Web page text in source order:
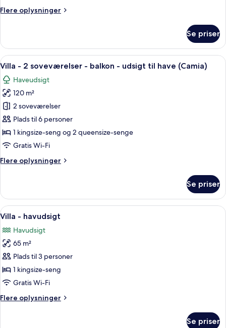
Flere oplysninger
Flere
værelse
havudsigt
Se priser
Indlæs
alle
billeder
af
Villa
-
2
soveværelser
balkon
til
have
(Camia)
Et resort med flere villaer, hver med
13
Villa - 2 soveværelser - balkon - udsigt til have (Camia)
Haveudsigt
120 m²
2 soveværelser
Plads til 6 personer
1 kingsize-seng og 2 queensize-senge
Gratis Wi-Fi
Flere oplysninger
Flere
-
soveværelser
balkon
til
have
(Camia)
Se priser
Indlæs
alle
billeder
af
Villa
-
havudsigt
Et hotelværelse med seng,
11
Villa - havudsigt
Havudsigt
65 m²
Plads til 3 personer
1 kingsize-seng
Gratis Wi-Fi
Flere oplysninger
Flere
Se priser